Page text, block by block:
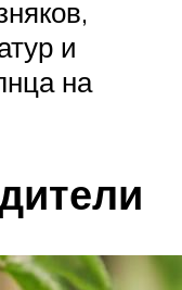
и
на